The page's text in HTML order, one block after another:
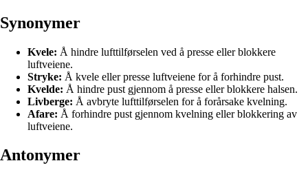
Synonymer
Kvele: Å hindre lufttilførselen ved å presse eller blokkere
luftveiene.
Stryke: Å kvele eller presse luftveiene for å forhindre pust.
Kvelde: Å hindre pust gjennom å presse eller blokkere halsen.
Livberge: Å avbryte lufttilførselen for å forårsake kvelning.
Afare: Å forhindre pust gjennom kvelning eller blokkering av
luftveiene.
Antonymer